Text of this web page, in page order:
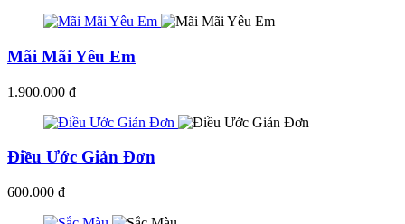
Mãi Mãi Yêu Em
1.900.000 đ
Điều Ước Giản Đơn
600.000 đ